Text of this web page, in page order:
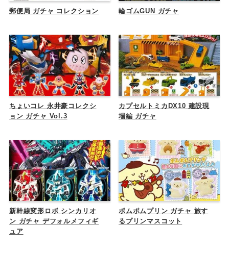
郵便局 ガチャ コレクション 輪ゴムGUN ガチャ
ちょいコレ 永井豪コレクシ
ョン ガチャ Vol.3
カプセルトミカDX10 建設現
場編 ガチャ
新幹線変形ロボ シンカリオ
ン ガチャ デフォルメフィギ
ュア
ポムポムプリン ガチャ 旅す
るプリンマスコット